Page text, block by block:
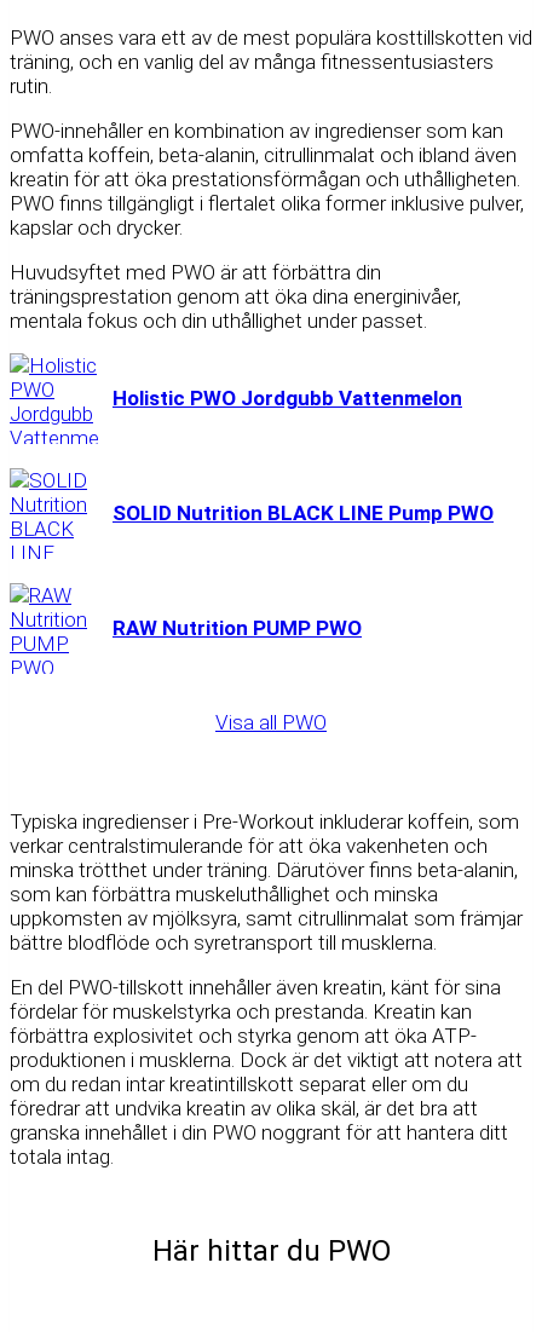
Holistic PWO Jordgubb Vattenmelon
SOLID Nutrition BLACK LINE Pump PWO
RAW Nutrition PUMP PWO
PWO anses vara ett av de mest populära kosttillskotten vid
träning, och en vanlig del av många fitnessentusiasters
rutin.
PWO-innehåller en kombination av ingredienser som kan
omfatta koffein, beta-alanin, citrullinmalat och ibland även
kreatin för att öka prestationsförmågan och uthålligheten.
PWO finns tillgängligt i flertalet olika former inklusive pulver,
kapslar och drycker.
Huvudsyftet med PWO är att förbättra din
träningsprestation genom att öka dina energinivåer,
mentala fokus och din uthållighet under passet.
Visa all PWO
Typiska ingredienser i Pre-Workout inkluderar koffein, som
verkar centralstimulerande för att öka vakenheten och
minska trötthet under träning. Därutöver finns beta-alanin,
som kan förbättra muskeluthållighet och minska
uppkomsten av mjölksyra, samt citrullinmalat som främjar
bättre blodflöde och syretransport till musklerna.
En del PWO-tillskott innehåller även kreatin, känt för sina
fördelar för muskelstyrka och prestanda. Kreatin kan
förbättra explosivitet och styrka genom att öka ATP-
produktionen i musklerna. Dock är det viktigt att notera att
om du redan intar kreatintillskott separat eller om du
föredrar att undvika kreatin av olika skäl, är det bra att
granska innehållet i din PWO noggrant för att hantera ditt
totala intag.
Här hittar du PWO